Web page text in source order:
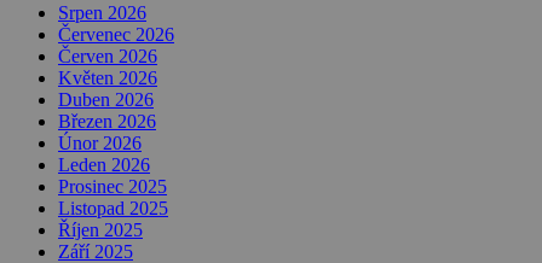
Srpen 2026
Červenec 2026
Červen 2026
Květen 2026
Duben 2026
Březen 2026
Únor 2026
Leden 2026
Prosinec 2025
Listopad 2025
Říjen 2025
Září 2025